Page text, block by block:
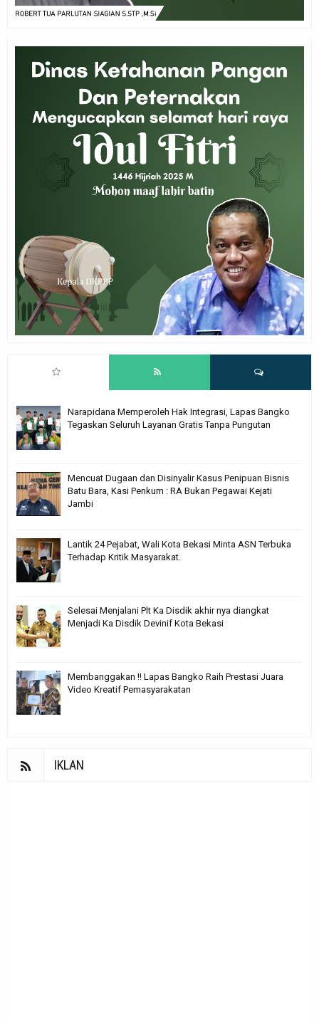
Narapidana Memperoleh Hak Integrasi, Lapas Bangko
Tegaskan Seluruh Layanan Gratis Tanpa Pungutan
Mencuat Dugaan dan Disinyalir Kasus Penipuan Bisnis
Batu Bara, Kasi Penkum : RA Bukan Pegawai Kejati
Jambi
Lantik 24 Pejabat, Wali Kota Bekasi Minta ASN Terbuka
Terhadap Kritik Masyarakat.
Selesai Menjalani Plt Ka Disdik akhir nya diangkat
Menjadi Ka Disdik Devinif Kota Bekasi
Membanggakan !! Lapas Bangko Raih Prestasi Juara
Video Kreatif Pemasyarakatan
IKLAN